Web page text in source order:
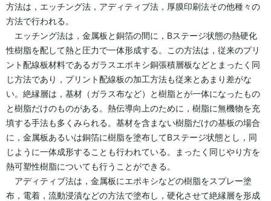
方法は，エッチング法，アディティブ法，厚膜印刷法その他種々の
方法で行われる。
エッチング法は，金属板と銅箔の間に，Bステージ状態の熱硬化
性樹脂を配して熱と圧力で一体形成する。この方法は，従来のプリ
ント配線板材料であるガラスエポキシ銅張積層板などとまったく同
じ方法であり，プリント配線板の加工方法も従来とあまり差がな
い。絶縁層は，基材（ガラス布など）と樹脂とが一体になったもの
と樹脂だけのものがある。熱伝導向上のために，樹脂に無機物を充
填する手法も多くみられる。基材を含まない樹脂だけの基板の場合
に，金属板あるいは銅箔に樹脂を塗布してBステージ状態とし，同
じように一体成形することも行われている。まったく同じやり方を
熱可塑性樹脂についても行うことができる。
アディティブ法は，金属板にエポキシなどの樹脂をスプレー塗
布，電着，流動浸漬などの方法で塗布し，硬化させて絶縁層を形成